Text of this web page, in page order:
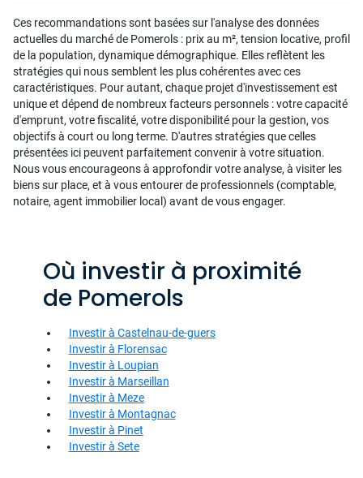
Ces recommandations sont basées sur l'analyse des données
actuelles du marché de Pomerols : prix au m², tension locative, profil
de la population, dynamique démographique. Elles reflètent les
stratégies qui nous semblent les plus cohérentes avec ces
caractéristiques. Pour autant, chaque projet d'investissement est
unique et dépend de nombreux facteurs personnels : votre capacité
d'emprunt, votre fiscalité, votre disponibilité pour la gestion, vos
objectifs à court ou long terme. D'autres stratégies que celles
présentées ici peuvent parfaitement convenir à votre situation.
Nous vous encourageons à approfondir votre analyse, à visiter les
biens sur place, et à vous entourer de professionnels (comptable,
notaire, agent immobilier local) avant de vous engager.
Où investir à proximité
de Pomerols
Investir à Castelnau-de-guers
Investir à Florensac
Investir à Loupian
Investir à Marseillan
Investir à Meze
Investir à Montagnac
Investir à Pinet
Investir à Sete